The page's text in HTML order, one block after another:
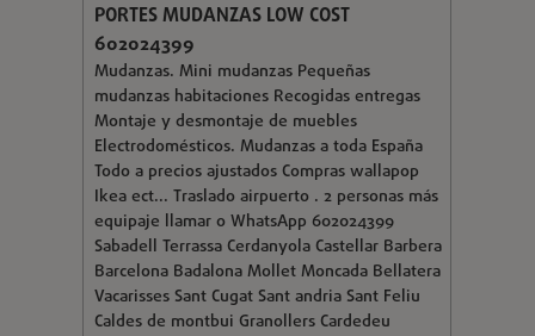
PORTES MUDANZAS LOW COST
602024399
Mudanzas. Mini mudanzas Pequeñas
mudanzas habitaciones Recogidas entregas
Montaje y desmontaje de muebles
Electrodomésticos. Mudanzas a toda España
Todo a precios ajustados Compras wallapop
Ikea ect... Traslado airpuerto . 2 personas más
equipaje llamar o WhatsApp 602024399
Sabadell Terrassa Cerdanyola Castellar Barbera
Barcelona Badalona Mollet Moncada Bellatera
Vacarisses Sant Cugat Sant andria Sant Feliu
Caldes de montbui Granollers Cardedeu